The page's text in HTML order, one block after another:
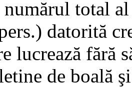
total
datorită
lucrează fără
de boală